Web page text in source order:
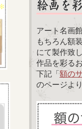
アート名画
もちろん額
にて製作致
作品を彩る
下記「額の
のページよ